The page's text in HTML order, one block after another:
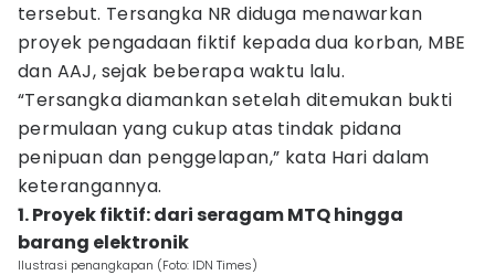
tersebut. Tersangka NR diduga menawarkan
proyek pengadaan fiktif kepada dua korban, MBE
dan AAJ, sejak beberapa waktu lalu.
“Tersangka diamankan setelah ditemukan bukti
permulaan yang cukup atas tindak pidana
penipuan dan penggelapan,” kata Hari dalam
keterangannya.
1. Proyek fiktif: dari seragam MTQ hingga
barang elektronik
Ilustrasi penangkapan (Foto: IDN Times)